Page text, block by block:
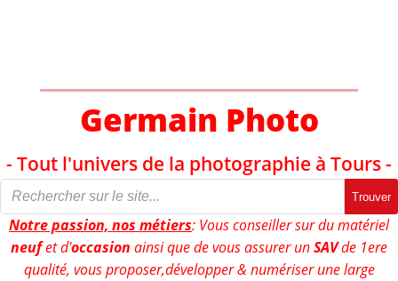
Germain Photo
- Tout l'univers de la photographie à Tours -
Trouver
Notre passion, nos métiers: Vous conseiller sur du matériel
neufet d'occasion ainsi que de vous assurer unSAVde 1ere
qualité, vous proposer,développer & numériser une large